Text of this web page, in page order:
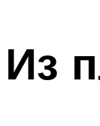
Из